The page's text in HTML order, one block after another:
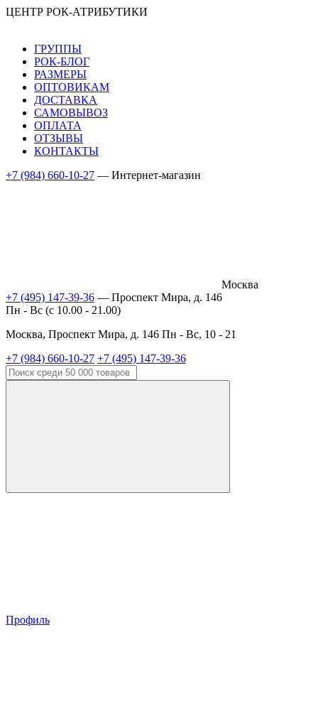
ЦЕНТР РОК-АТРИБУТИКИ
ГРУППЫ
РОК-БЛОГ
РАЗМЕРЫ
ОПТОВИКАМ
ДОСТАВКА
САМОВЫВОЗ
ОПЛАТА
ОТЗЫВЫ
КОНТАКТЫ
+7 (984) 660-10-27 — Интернет-магазин
Москва
+7 (495) 147-39-36 — Проспект Мира, д. 146
Пн - Вс (c 10.00 - 21.00)
Москва, Проспект Мира, д. 146 Пн - Вс, 10 - 21
+7 (984) 660-10-27 +7 (495) 147-39-36
Профиль